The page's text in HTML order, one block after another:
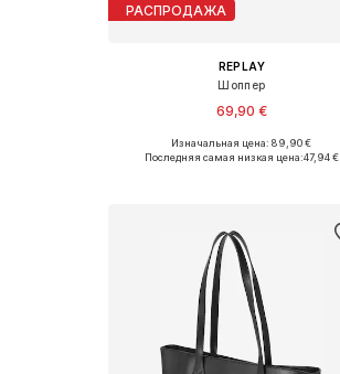
РАСПРОДАЖА
REPLAY
Шоппер
69,90 €
Доступные размеры: One Size
Изначальная цена: 89,90 €
Последняя самая низкая цена:47,94 €